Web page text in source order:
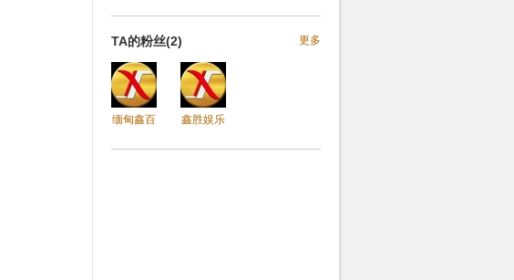
更多
TA的粉丝(2)
缅甸鑫百 鑫胜娱乐